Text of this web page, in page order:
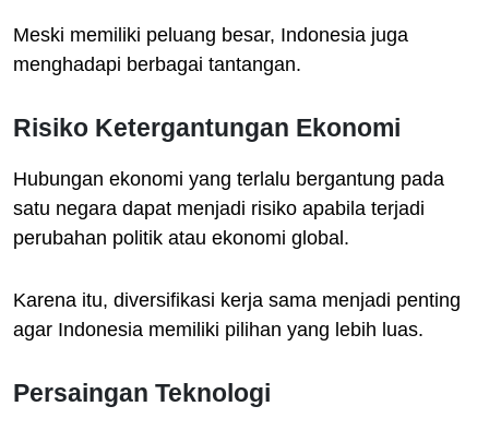
Meski memiliki peluang besar, Indonesia juga
menghadapi berbagai tantangan.
Risiko Ketergantungan Ekonomi
Hubungan ekonomi yang terlalu bergantung pada
satu negara dapat menjadi risiko apabila terjadi
perubahan politik atau ekonomi global.
Karena itu, diversifikasi kerja sama menjadi penting
agar Indonesia memiliki pilihan yang lebih luas.
Persaingan Teknologi